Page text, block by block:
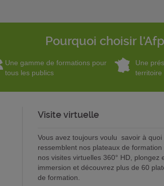
Pourquoi choisir
Une gamme de formations pour
tous les publics
Une
territoire
Visite virtuelle
Vous avez toujours voulu savoir à quoi
ressemblent nos plateaux de formation
nos visites virtuelles 360° HD, plongez
immersion et découvrez plus de 60
de formation.